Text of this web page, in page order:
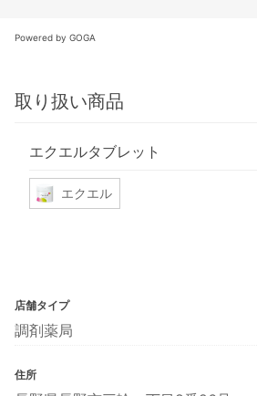
Powered by GOGA
取り扱い商品
エクエルタブレット
エクエル
店舗タイプ
調剤薬局
住所